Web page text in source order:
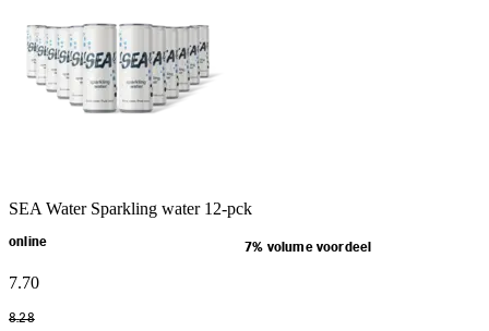
SEA Water Sparkling water 12-pck
online 7% volume voordeel
7.70
8.28